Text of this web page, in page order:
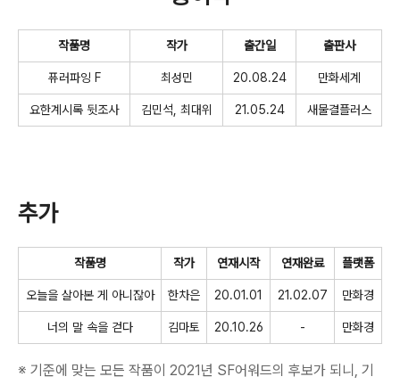
작품명 작가 출간일 출판사
퓨러파잉 F 최성민 20.08.24 만화세계
요한계시록 뒷조사 김민석 최대위 21.05.24 새물결플러스
추가
작품명 작가 연재시작 연재완료 플랫폼
오늘을 살아본 게 아니잖아 한차은 20.01.01 21.02.07 만화경
너의 말 속을 걷다 김마토 20.10.26 - 만화경
※ 기준에 맞는 모든 작품이 2021년 SF어워드의 후보가 되니, 기